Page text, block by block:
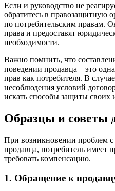
Если и руководство не
обратитесь в правозащитную
по потребительским правам.
права и предоставят
необходимости.
Важно помнить, что
поведении продавца – это
прав как потребителя. В
несоблюдения условий
искать способы защиты своих
Образцы и советы
При возникновении проблем
продавца, потребитель имеет
требовать компенсацию.
1. Обращение к